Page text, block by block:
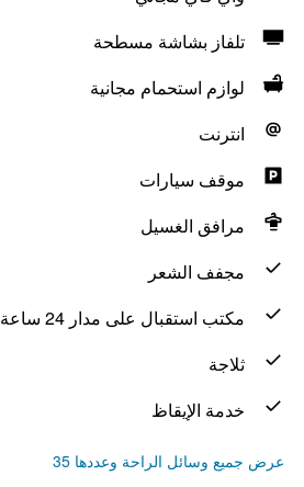
تلفاز بشاشة مسطحة
لوازم استحمام مجانية
انترنت
موقف سيارات
مرافق الغسيل
مجفف الشعر
مكتب استقبال على مدار 24 ساعة
ثلاجة
خدمة الإيقاظ
عرض جميع وسائل الراحة وعددها 35